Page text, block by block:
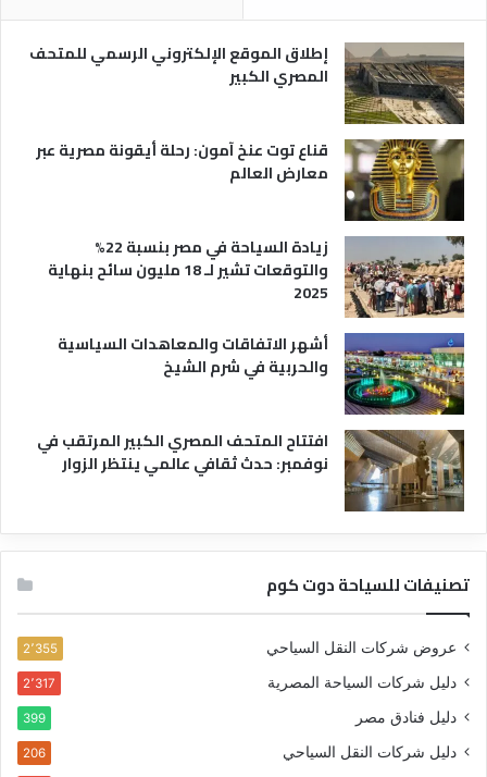
ر
ة
و
إطلاق الموقع الإلكتروني الرسمي للمتحف
المصري الكبير
قناع توت عنخ آمون: رحلة أيقونة مصرية عبر
معارض العالم
زيادة السياحة في مصر بنسبة 22%
والتوقعات تشير لـ 18 مليون سائح بنهاية
2025
أشهر الاتفاقات والمعاهدات السياسية
والحربية في شرم الشيخ
افتتاح المتحف المصري الكبير المرتقب في
نوفمبر: حدث ثقافي عالمي ينتظر الزوار
تصنيفات للسياحة دوت كوم
عروض شركات النقل السياحي 2٬355
دليل شركات السياحة المصرية 2٬317
دليل فنادق مصر 399
دليل شركات النقل السياحي 206